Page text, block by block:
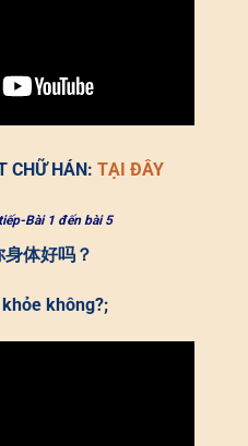
CHỮ HÁN: TẠI ĐÂY
Bài 1 đến bài 5
体好吗？
không?;